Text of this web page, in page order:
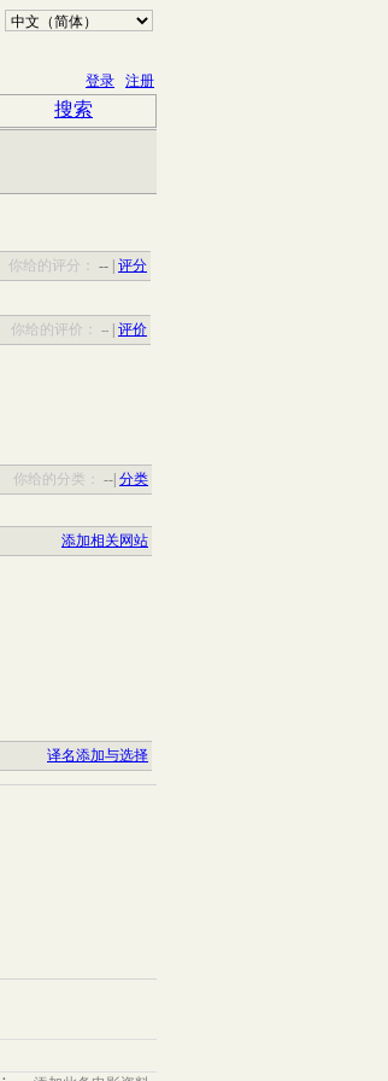
登录 注册
搜索
你给的评分： -- 评分
你给的评价： --
评价
你给的分类： -- 分类
添加相关网站
译名添加与选择